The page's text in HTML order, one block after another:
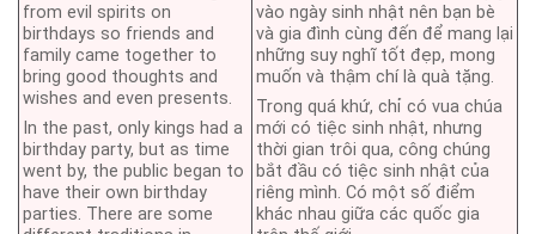
from evil spirits on
birthdays so friends and
family came together to
bring good thoughts and
wishes and even presents.
In the past, only kings had a
birthday party, but as time
went by, the public began to
have their own birthday
parties. There are some
vào ngày sinh nhật nên bạn bè
và gia đình cùng đến để mang lại
những suy nghĩ tốt đẹp, mong
muốn và thậm chí là quà tặng.
Trong quá khứ, chỉ có vua chúa
mới có tiệc sinh nhật, nhưng
thời gian trôi qua, công chúng
bắt đầu có tiệc sinh nhật của
riêng mình. Có một số điểm
khác nhau giữa các quốc gia